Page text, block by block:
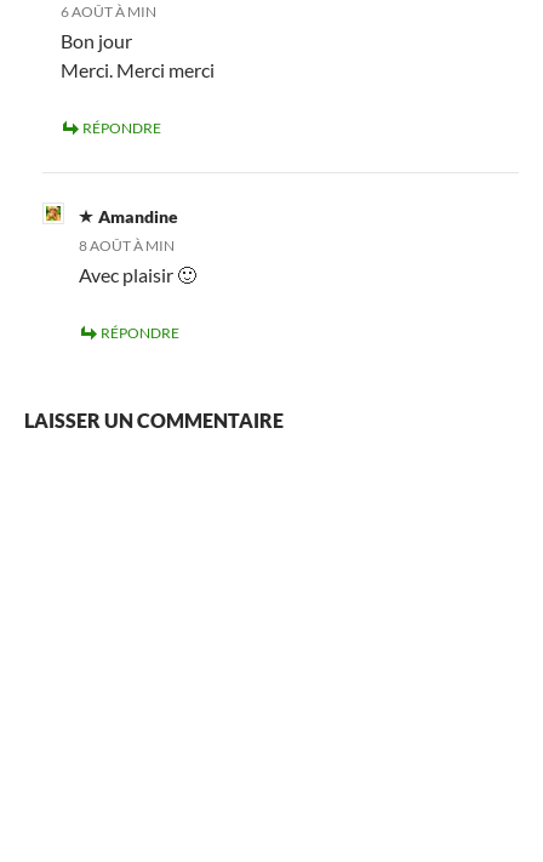
6 AOÛT À MIN
Bon jour
Merci. Merci merci
RÉPONDRE
Amandine
8 AOÛT À MIN
Avec plaisir 🙂
RÉPONDRE
LAISSER UN COMMENTAIRE